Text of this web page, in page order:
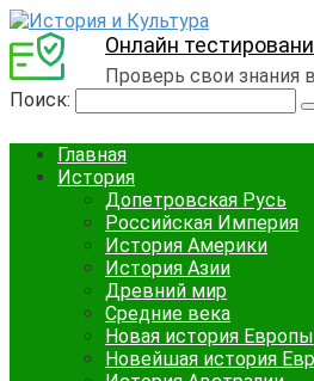
Онлайн
Проверь свои знания
Поиск:
Главная
История
Допетровская Русь
Российская Империя
История Америки
История Азии
Древний мир
Средние века
Новая история Европы
Новейшая история